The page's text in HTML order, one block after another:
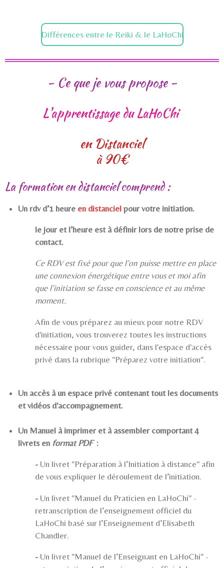
Différences entre le Reiki & le LaHoChi
- Ce que je vous propose -
L'apprentissage du LaHoChi
en Distanciel
à 90€
La formation en distanciel comprend :
Un rdv d’1 heure en distanciel pour votre initiation.
le jour et l’heure est à définir lors de notre prise de
contact.
Ce RDV est fixé pour que l’on puisse mettre en place
une connexion énergétique entre vous et moi afin
que l’initiation se fasse en conscience et au même
moment.
Afin de vous préparez au mieux pour notre RDV
d'initiation, vous trouverez toutes les instructions
nécessaire pour vous guider, dans l'espace d'accès
privé dans la rubrique "Préparez votre initiation".
Un accès à un espace privé contenant tout les documents
et vidéos d'accompagnement.
Un Manuel à imprimer et à assembler comportant 4
livrets en format PDF:
- Un livret "Préparation à l’Initiation à distance" afin
de vous expliquer le déroulement de l’initiation.
- Un livret "Manuel du Praticien en LaHoChi" -
retranscription de l’enseignement officiel du
LaHoChi basé sur l’Enseignement d’Elisabeth
Chandler.
- Un livret "Manuel de l’Enseignant en LaHoChi" -